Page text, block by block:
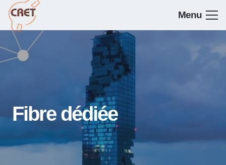
Menu
Fibre dédiée